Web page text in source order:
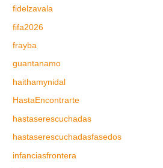
fidelzavala
fifa2026
frayba
guantanamo
haithamynidal
HastaEncontrarte
hastaserescuchadas
hastaserescuchadasfasedos
infanciasfrontera